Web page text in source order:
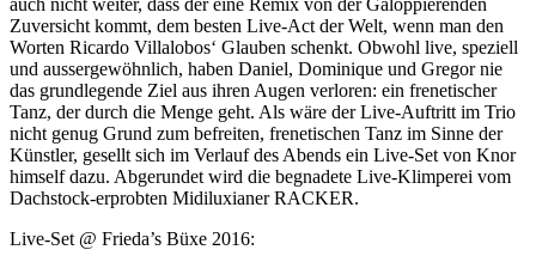
auch nicht weiter, dass der eine Remix von der Galoppierenden
Zuversicht kommt, dem besten Live-Act der Welt, wenn man den
Worten Ricardo Villalobos‘ Glauben schenkt. Obwohl live, speziell
und aussergewöhnlich, haben Daniel, Dominique und Gregor nie
das grundlegende Ziel aus ihren Augen verloren: ein frenetischer
Tanz, der durch die Menge geht. Als wäre der Live-Auftritt im Trio
nicht genug Grund zum befreiten, frenetischen Tanz im Sinne der
Künstler, gesellt sich im Verlauf des Abends ein Live-Set von Knor
himself dazu. Abgerundet wird die begnadete Live-Klimperei vom
Dachstock-erprobten Midiluxianer RACKER.
Live-Set @ Frieda’s Büxe 2016: